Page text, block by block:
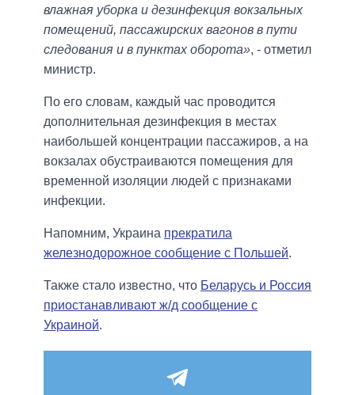
влажная уборка и дезинфекция вокзальных
помещений, пассажирских вагонов в пути
следования и в пунктах оборота», - отметил
министр.
По его словам, каждый час проводится
дополнительная дезинфекция в местах
наибольшей концентрации пассажиров, а на
вокзалах обустраиваются помещения для
временной изоляции людей с признаками
инфекции.
Напомним, Украина прекратила
железнодорожное сообщение с Польшей.
Также стало известно, что Беларусь и Россия
приостанавливают ж/д сообщение с
Украиной.